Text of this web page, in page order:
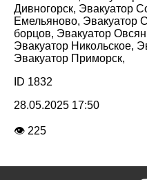
Дивногорск, Эвакуатор
Емельяново, Эвакуатор
борцов, Эвакуатор
Эвакуатор Никольское,
Эвакуатор Приморск,
ID 1832
28.05.2025 17:50
👁 225